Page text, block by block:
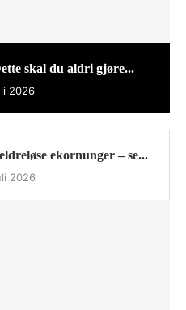
skal du aldri gjøre...
2026
ekornunger – se...
2026